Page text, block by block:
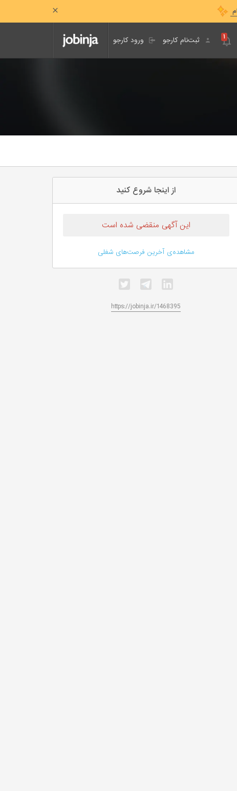
ورود کارجو ثبت‌نام کارجو ۱
از اینجا شروع کنید
این آگهی منقضی شده است
مشاهده‌ی آخرین فرصت‌های شغلی
https://jobinja.ir/1468395